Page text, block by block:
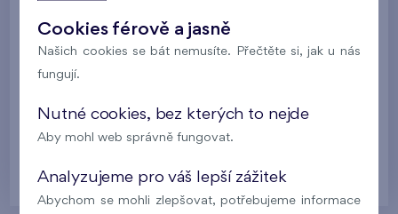
Rodinné domy Britská čtvrť
Britská čtvrť
Cookies férově a jasně
Našich cookies se bát nemusíte. Přečtěte si, jak u nás
fungují.
Nutné cookies, bez kterých to nejde
Aby mohl web správně fungovat.
Analyzujeme pro váš lepší zážitek
Abychom se mohli zlepšovat, potřebujeme informace